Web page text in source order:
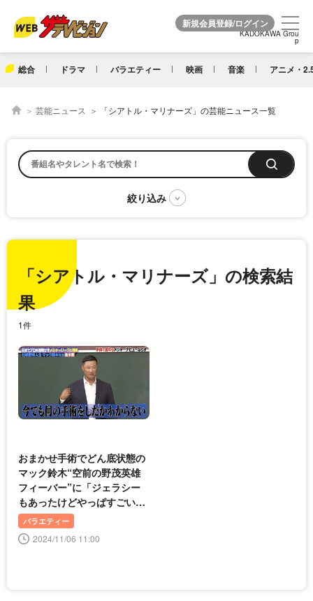
KADOKAWA Grou
p
総合 ドラマ バラエティー 映画 音楽 アニメ・
KADOKAWA Grou
p
芸能ニュース 「シアトル・マリナーズ」の芸能ニュース一覧
「シアトル・マリナーズ」の検索結
果
1件
おまかせ手術でどん底状態の
マック鈴木“空前の野茂英雄
フィーバー”に「ジェラシー
もあったけどやっぱすごい」
＜しくじり先生＞
バラエティー
2024/11/06 11:00